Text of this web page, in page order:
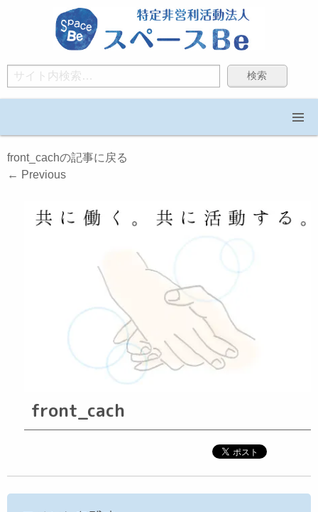
Search
front_cachの記事に戻る
← Previous
front_cach